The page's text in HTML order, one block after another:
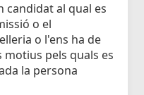
candidat al qual es
o el
o l'ens ha de
motius pels quals es
la persona